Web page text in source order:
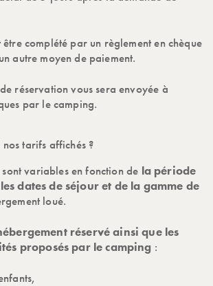
complété par un règlement en chèque
autre moyen de paiement.
réservation vous sera envoyée à
par le camping.
tarifs affichés ?
variables en fonction de la période
dates de séjour et de la gamme de
loué.
réservé ainsi que les
proposés par le camping :